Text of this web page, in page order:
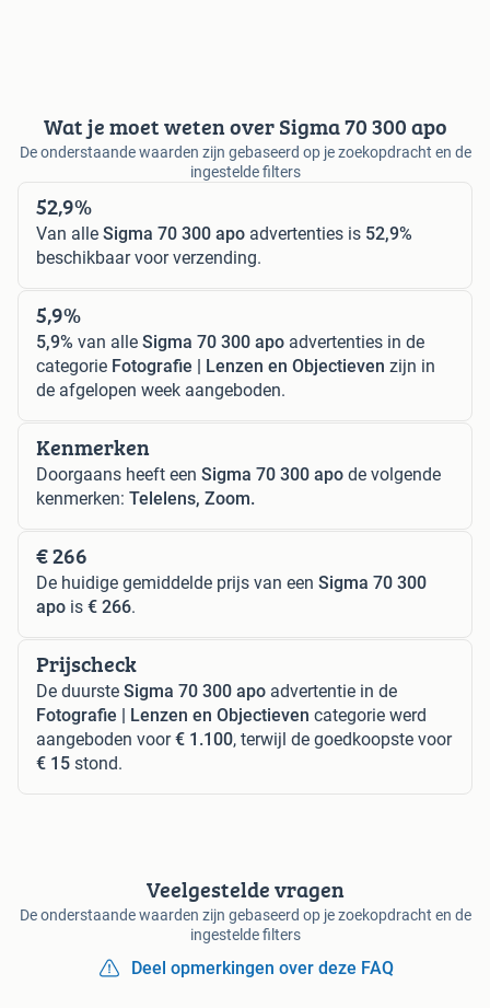
Wat je moet weten over Sigma 70 300 apo
De onderstaande waarden zijn gebaseerd op je zoekopdracht en de
ingestelde filters
52,9%
Van alle Sigma 70 300 apo advertenties is 52,9%
beschikbaar voor verzending.
5,9%
5,9% van alle Sigma 70 300 apo advertenties in de
categorie Fotografie | Lenzen en Objectieven zijn in
de afgelopen week aangeboden.
Kenmerken
Doorgaans heeft een Sigma 70 300 apo de volgende
kenmerken: Telelens, Zoom.
€ 266
De huidige gemiddelde prijs van een Sigma 70 300
apo is € 266.
Prijscheck
De duurste Sigma 70 300 apo advertentie in de
Fotografie | Lenzen en Objectieven categorie werd
aangeboden voor€ 1.100, terwijl de goedkoopste voor
€ 15 stond.
Veelgestelde vragen
De onderstaande waarden zijn gebaseerd op je zoekopdracht en de
ingestelde filters
Deel opmerkingen over deze FAQ